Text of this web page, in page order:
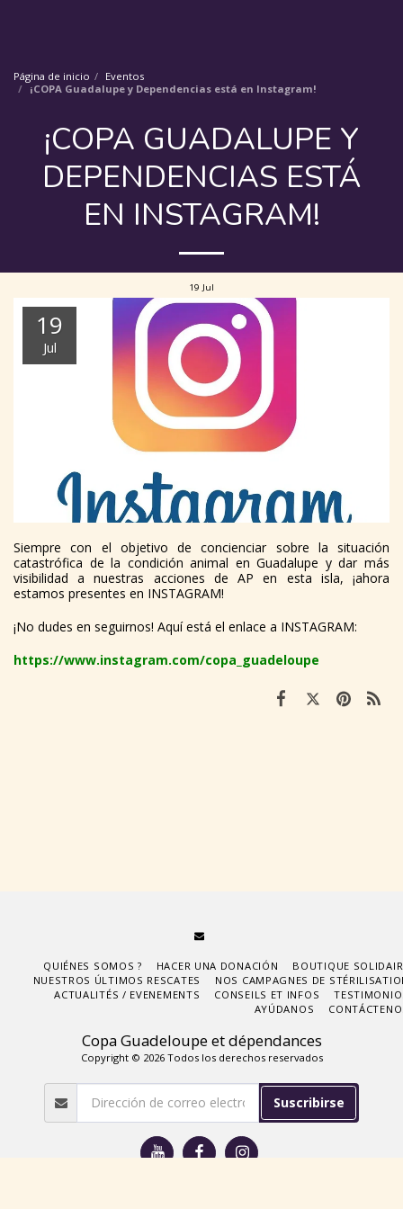
Página de inicio
Eventos
¡COPA Guadalupe y Dependencias está en Instagram!
¡COPA GUADALUPE Y
DEPENDENCIAS ESTÁ
EN INSTAGRAM!
19 Jul
19
Jul
Siempre con el objetivo de concienciar sobre la situación
catastrófica de la condición animal en Guadalupe y dar más
visibilidad a nuestras acciones de AP en esta isla, ¡ahora
estamos presentes en INSTAGRAM!
¡No dudes en seguirnos! Aquí está el enlace a INSTAGRAM:
https://www.instagram.com/copa_guadeloupe
Copa Guadeloupe et dépendances
Copyright © 2026 Todos los derechos reservados
QUIÉNES SOMOS ? HACER UNA DONACIÓN
BOUTIQUE
NUESTROS ÚLTIMOS RESCATES
NOS CAMPAGNES DE
ACTUALITÉS / EVENEMENTS
CONSEILS ET INFOS
AYÚDANOS
Suscribirse